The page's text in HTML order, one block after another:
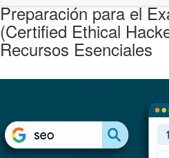
Preparación para el
(Certified Ethical
Recursos Esenciales